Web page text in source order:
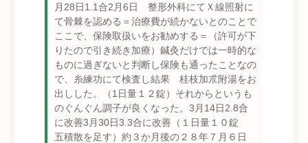
月28日1.1合2月6日 整形外科にてＸ線照射に
て骨棘を認める＝治療費が続かないとのことで
ここで、保険取扱いをお勧めする＝（許可が下
りたので引き続き加療）鍼灸だけでは一時的な
ものに過ぎないと判断し保険も通ったことなの
で、糸練功にて検査し結果 桂枝加朮附湯をお
出しした。（1日量１２錠）それからというも
のぐんぐん調子が良くなった。3月14日2.8合
に改善3月30日3.3合に改善（１日量１０錠
五積散を足す）約３か月後の２８年７月６日